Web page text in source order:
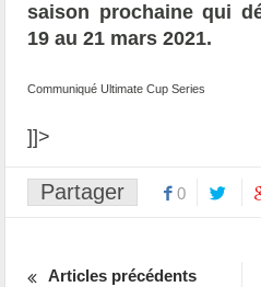
saison prochaine qui
19 au 21 mars 2021.
Communiqué Ultimate Cup Series
]]>
Partager 0
Articles précédents